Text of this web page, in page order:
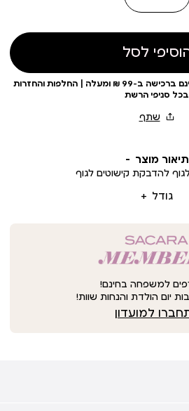
לסל
עלות משלוח 19 ₪ | משלוח חינם ברכישה ב-99 ₪ ומעלה | החלפות והחזרות
בכל סניפי הרשת
תיאור מוצר
גודל
להדבקת קישוטים לגוף
למשפחה בחינם!
יום הולדת והנחות שוות!
למועדון